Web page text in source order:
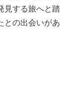
見する旅へと踏
との出会いがあ